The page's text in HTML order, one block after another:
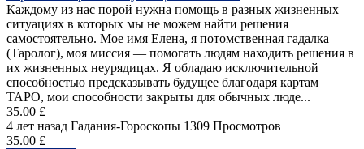
Каждому из нас порой нужна помощь в разных жизненных
ситуациях в которых мы не можем найти решения
самостоятельно. Мое имя Елена, я потомственная гадалка
(Таролог), моя миссия — помогать людям находить решения в
их жизненных неурядицах. Я обладаю исключительной
способностью предсказывать будущее благодаря картам
ТАРО, мои способности закрыты для обычных люде...
35.00 £
4 лет назад Гадания-Гороскопы 1309 Просмотров
35.00 £